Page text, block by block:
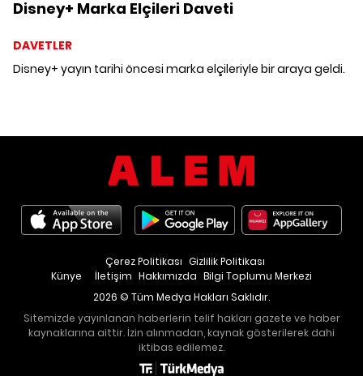
Disney+ Marka Elçileri Daveti
DAVETLER
Disney+ yayın tarihi öncesi marka elçileriyle bir araya geldi.
Künye İletişim Hakkımızda Bilgi Toplumu Merkezi
Çerez Politikası Gizlilik Politikası
2026 © Tüm Medya Hakları Saklıdır.
Sitemizde yayınlanan haberlerin telif hakları gazete ve haber
kaynaklarına aittir. İzin alınmadan, kaynak gösterilerek dahi
iktibas edilemez.